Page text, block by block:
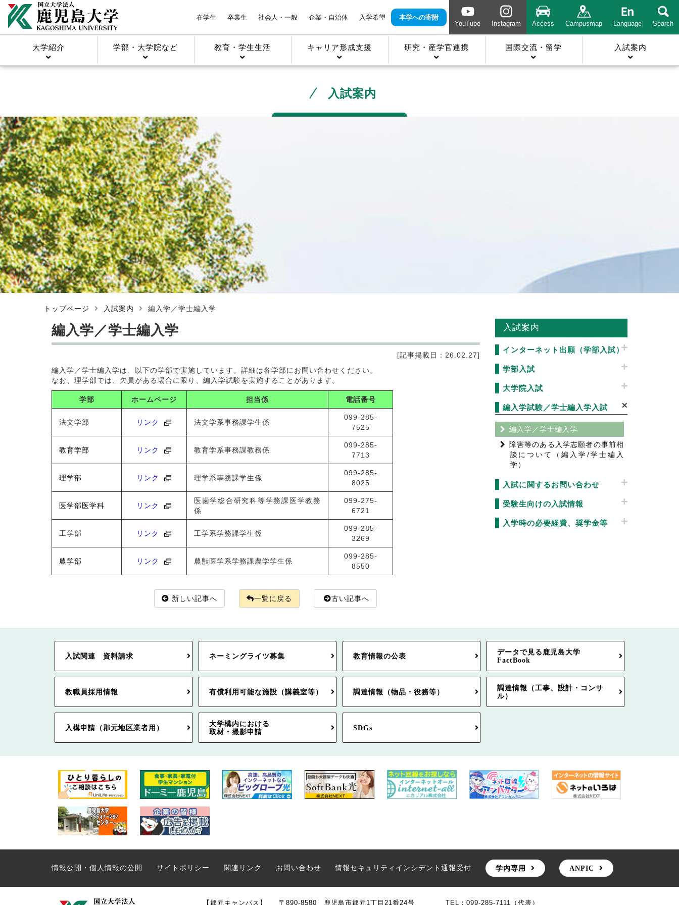
在学生 卒業生 社会人・一般 企業・自治体 入学希望
本学への寄附
YouTube
Instagram Access Campusmap Language Search
大学紹介 学部・大学院など 教育・学生生活 キャリア形成支援 研究・産学官連携 国際交流・留学 入試案内
入試案内
トップページ 入試案内 編入学／学士編入学
編入学／学士編入学
[記事掲載日：26.02.27]
編入学／学士編入学は、以下の学部で実施しています。詳細は各学部にお問い合わせください。
なお、理学部では、欠員がある場合に限り、編入学試験を実施することがあります。
学部 ホームページ 担当係 電話番号
法文学部 リンク 法文学系事務課学生係
099-285-
7525
教育学部 リンク 教育学系事務課教務係
099-285-
7713
理学部 リンク 理学系事務課学生係
099-285-
8025
医学部医学科 リンク
医歯学総合研究科等学務課医学教務
係
099-275-
6721
工学部 リンク 工学系学務課学生係
099-285-
3269
農学部 リンク 農獣医学系学務課農学学生係
099-285-
8550
新しい記事へ 一覧に戻る 古い記事へ
入試案内
インターネット出願（学部入試）
学部入試
大学院入試
編入学試験／学士編入学入試
編入学／学士編入学
障害等のある入学志願者の事前相
談について（編入学/学士編入
学）
入試に関するお問い合わせ
受験生向けの入試情報
入学時の必要経費、奨学金等
入試関連 資料請求 ネーミングライツ募集 教育情報の公表
データで見る鹿児島大学
FactBook
教職員採用情報 有償利用可能な施設（講義室等） 調達情報（物品・役務等）
調達情報（工事、設計・コンサ
ル）
入構申請（郡元地区業者用）
大学構内における
取材・撮影申請
SDGs
情報公開・個人情報の公開 サイトポリシー 関連リンク お問い合わせ 情報セキュリティインシデント通報受付 学内専用 ANPIC
【郡元キャンパス】 〒890-8580 鹿児島市郡元1丁目21番24号 TEL：099-285-7111（代表）